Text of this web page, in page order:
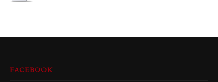
FACEBOOK